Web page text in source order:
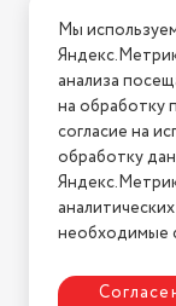
2026 ©
Мы
анализа
на обработку
согласие на
обработку
необходимые